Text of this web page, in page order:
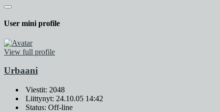
User mini profile
View full profile
Urbaani
Viestit: 2048
Liittynyt: 24.10.05 14:42
Status: Off-line